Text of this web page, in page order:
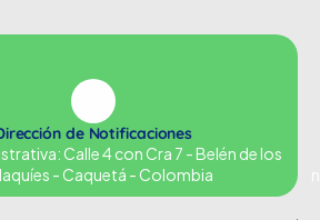
de Notificaciones
Calle 4 con Cra 7 - Belén de los
- Caquetá - Colombia